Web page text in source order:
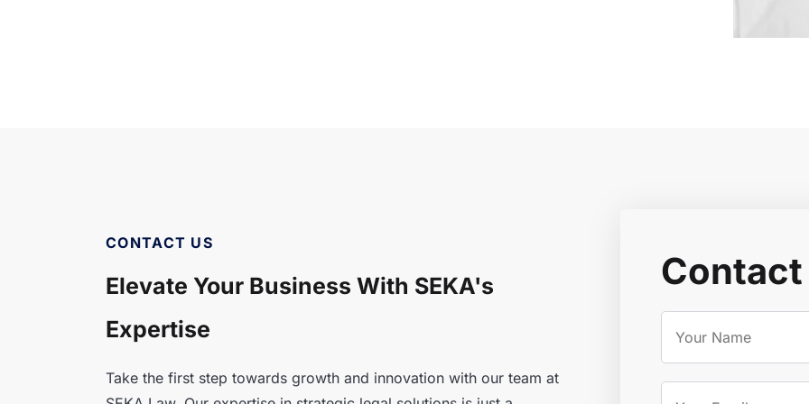
CONTACT US
Elevate Your Business With SEKA's
Expertise
Take the first step towards growth and innovation with our team at
Contact